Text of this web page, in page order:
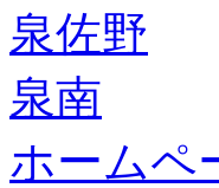
泉佐野
泉南
ホームペ